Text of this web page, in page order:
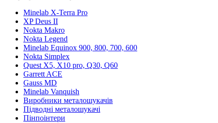
Minelab X-Terra Pro
XP Deus II
Nokta Makro
Nokta Legend
Minelab Equinox 900, 800, 700, 600
Nokta Simplex
Quest X5, X10 pro, Q30, Q60
Garrett ACE
Gauss MD
Minelab Vanquish
Виробники металошукачів
Підводні металошукачі
Пінпоінтери